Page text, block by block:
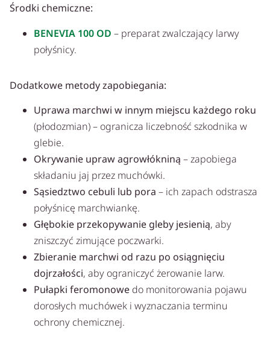
Środki chemiczne:
BENEVIA 100 OD – preparat zwalczający larwy
połyśnicy.
Dodatkowe metody zapobiegania:
Uprawa marchwi w innym miejscu każdego roku
(płodozmian) – ogranicza liczebność szkodnika w
glebie.
Okrywanie upraw agrowłókniną – zapobiega
składaniu jaj przez muchówki.
Sąsiedztwo cebuli lub pora – ich zapach odstrasza
połyśnicę marchwiankę.
Głębokie przekopywanie gleby jesienią, aby
zniszczyć zimujące poczwarki.
Zbieranie marchwi od razu po osiągnięciu
dojrzałości, aby ograniczyć żerowanie larw.
Pułapki feromonowe do monitorowania pojawu
dorosłych muchówek i wyznaczania terminu
ochrony chemicznej.